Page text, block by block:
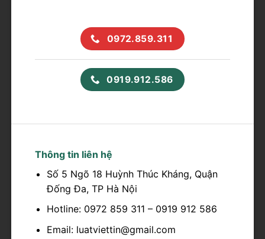
0972.859.311
0919.912.586
Thông tin liên hệ
Số 5 Ngõ 18 Huỳnh Thúc Kháng, Quận
Đống Đa, TP Hà Nội
Hotline: 0972 859 311 – 0919 912 586
Email: luatviettin@gmail.com